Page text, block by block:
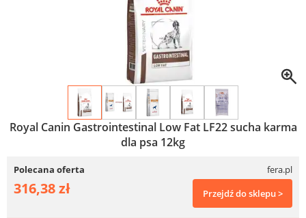
Royal Canin Gastrointestinal Low Fat LF22 sucha karma
dla psa 12kg
Polecana oferta fera.pl
316,38 zł Przejdź do sklepu >